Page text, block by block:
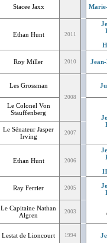
Stacee Jaxx
Ethan Hunt 2011
Roy Miller 2010
Les Grossman
2008
Le Colonel Von
Stauffenberg
Le Sénateur Jasper
Irving
2007
Ethan Hunt 2006
Ray Ferrier 2005
Le Capitaine Nathan
Algren
2003
Lestat de Lioncourt 1994